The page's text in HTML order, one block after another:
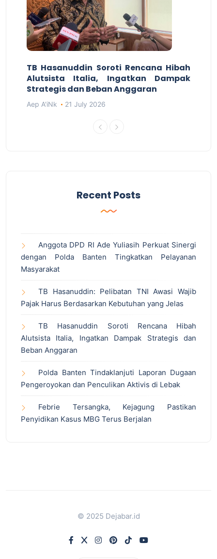
TB Hasanuddin Soroti Rencana Hibah
Alutsista Italia, Ingatkan Dampak
Strategis dan Beban Anggaran
Aep A'iNk 21 July 2026
Recent Posts
Anggota DPD RI Ade Yuliasih Perkuat Sinergi
dengan Polda Banten Tingkatkan Pelayanan
Masyarakat
TB Hasanuddin: Pelibatan TNI Awasi Wajib
Pajak Harus Berdasarkan Kebutuhan yang Jelas
TB Hasanuddin Soroti Rencana Hibah
Alutsista Italia, Ingatkan Dampak Strategis dan
Beban Anggaran
Polda Banten Tindaklanjuti Laporan Dugaan
Pengeroyokan dan Penculikan Aktivis di Lebak
Febrie Tersangka, Kejagung Pastikan
Penyidikan Kasus MBG Terus Berjalan
© 2025 Dejabar.id